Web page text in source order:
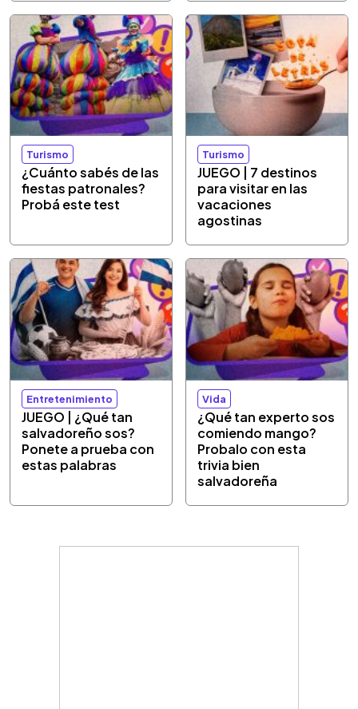
Turismo
¿Cuánto sabés de las
fiestas patronales?
Probá este test
Turismo
JUEGO | 7 destinos
para visitar en las
vacaciones
agostinas
Entretenimiento
JUEGO | ¿Qué tan
salvadoreño sos?
Ponete a prueba con
estas palabras
Vida
¿Qué tan experto sos
comiendo mango?
Probalo con esta
trivia bien
salvadoreña